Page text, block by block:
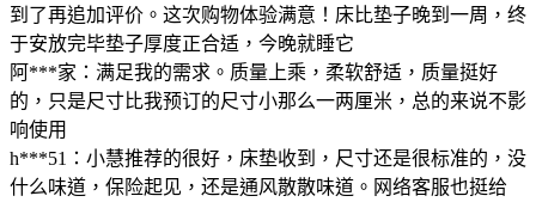
到了再追加评价。这次购物体验满意！床比垫子晚到一周，终
于安放完毕垫子厚度正合适，今晚就睡它
阿***家：满足我的需求。质量上乘，柔软舒适，质量挺好
的，只是尺寸比我预订的尺寸小那么一两厘米，总的来说不影
响使用
h***51：小慧推荐的很好，床垫收到，尺寸还是很标准的，没
什么味道，保险起见，还是通风散散味道。网络客服也挺给